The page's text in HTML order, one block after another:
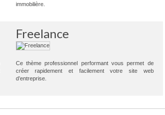
immobilière.
Freelance
Ce thème professionnel performant vous permet de
créer rapidement et facilement votre site web
d’entreprise.